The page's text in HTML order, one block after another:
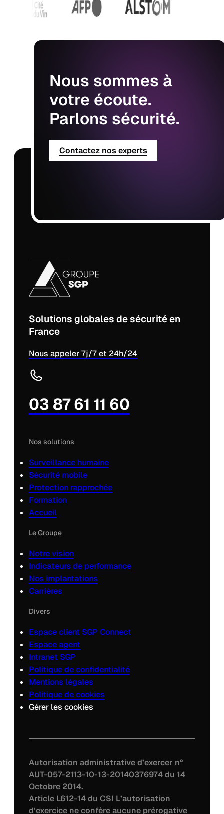
Nous sommes à
votre écoute.
Parlons sécurité.
Contactez nos experts
Solutions globales de sécurité en
France
Nous appeler 7j/7 et 24h/24
03 87 61 11 60
Nos solutions
Surveillance humaine
Sécurité mobile
Protection rapprochée
Formation
Accueil
Le Groupe
Notre vision
Indicateurs de performance
Nos implantations
Carrières
Divers
Espace client SGP Connect
Espace agent
Intranet SGP
Politique de confidentialité
Mentions légales
Politique de cookies
Gérer les cookies
Autorisation administrative d’exercer n°
AUT-057-2113-10-13-20140376974 du 14
Octobre 2014.
Article L612-14 du CSI L’autorisation
d’exercice ne confère aucune prérogative